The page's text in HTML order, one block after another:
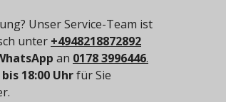
Unser Service-Team ist
unter +4948218872892
an 0178 3996446.
18:00 Uhrfür Sie